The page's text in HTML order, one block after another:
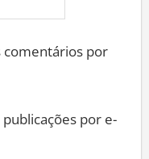
por
por e-